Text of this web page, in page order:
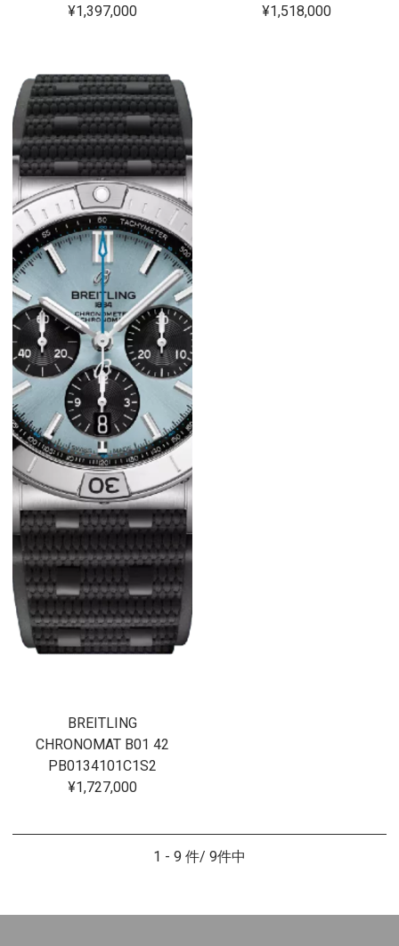
¥1,397,000
¥1,518,000
BREITLING
CHRONOMAT B01 42
PB0134101C1S2
¥1,727,000
1 - 9 件/ 9件中